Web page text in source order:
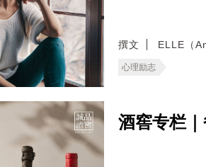
撰文 ELLE（
心理励志
酒窖专栏